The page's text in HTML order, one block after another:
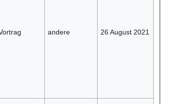
andere 26 August 2021